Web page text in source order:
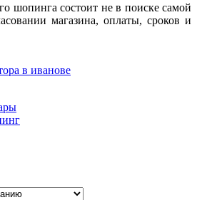
шопинга состоит не в поиске самой
магазина, оплаты, сроков и
в иванове